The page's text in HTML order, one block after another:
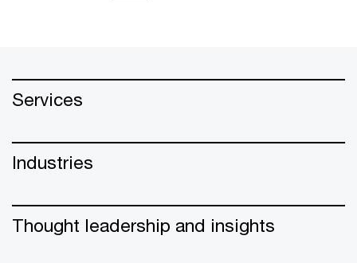
Services
Industries
Thought leadership and insights